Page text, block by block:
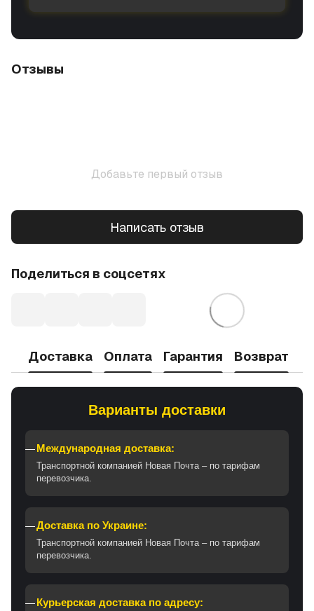
Отзывы
Добавьте первый отзыв
Написать отзыв
Поделиться в соцсетях
Доставка Оплата Гарантия Возврат
Варианты доставки
Международная доставка:
Транспортной компанией Новая Почта – по тарифам
перевозчика.
Доставка по Украине:
Транспортной компанией Новая Почта – по тарифам
перевозчика.
Курьерская доставка по адресу: